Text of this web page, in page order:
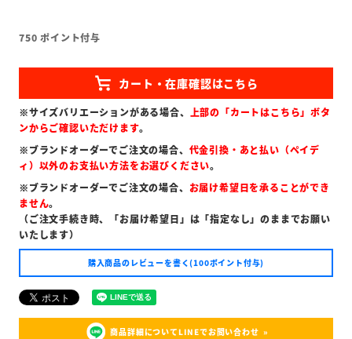
750 ポイント付与
※サイズバリエーションがある場合、 上部の「カートはこちら」ボタ
ンからご確認いただけます。
※ブランドオーダーでご注文の場合、 代金引換・あと払い（ペイデ
ィ）以外のお支払い方法をお選びください。
※ブランドオーダーでご注文の場合、 お届け希望日を承ることができ
ません。
（ご注文手続き時、「お届け希望日」は「指定なし」のままでお願い
いたします）
購入商品のレビューを書く(100ポイント付与)
商品詳細についてLINEでお問い合わせ